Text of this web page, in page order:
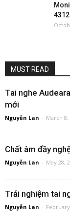
MUST READ
Tai nghe
mới
Nguyễn Lan - March 8,
Chất âm đầy
Nguyễn Lan - May 28,
Trải nghiệm tai
Nguyễn Lan -